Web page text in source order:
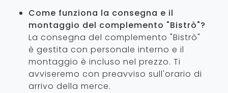
Come funziona la consegna e il
montaggio del complemento "Bistrò"?
La consegna del complemento "Bistrò"
è gestita con personale interno e il
montaggio è incluso nel prezzo. Ti
avviseremo con preavviso sull'orario di
arrivo della merce.